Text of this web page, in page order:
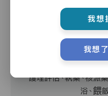
主管,助理員,護理員,
業治療師,註冊
護理評估、執藥、核派
浴、餵
我想
我想